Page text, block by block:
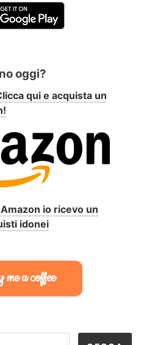
oggi?
qui e acquista un
io ricevo un
idonei
me a coffee